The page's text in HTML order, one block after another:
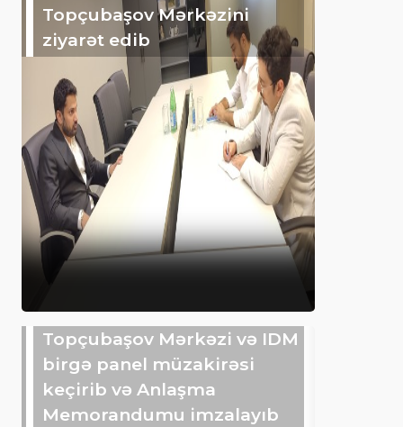
Topçubaşov Mərkəzini
ziyarət edib
Topçubaşov Mərkəzi və IDM
birgə panel müzakirəsi
keçirib və Anlaşma
Memorandumu imzalayıb